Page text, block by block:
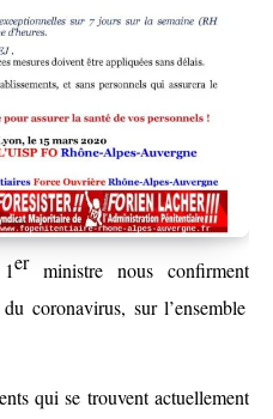
erministre nous confirment
du coronavirus, sur l’ensemble
qui se trouvent actuellement